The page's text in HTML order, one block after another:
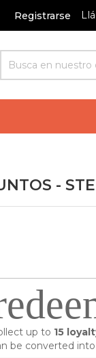
Registrarse
-
up to 15
be converted